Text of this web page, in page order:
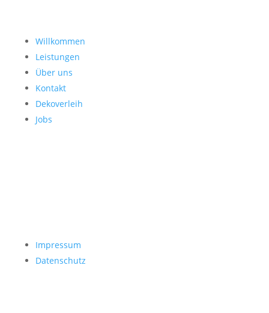
Willkommen
Leistungen
Über uns
Kontakt
Dekoverleih
Jobs
Impressum
Datenschutz